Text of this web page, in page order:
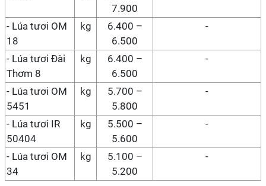
7.900
- Lúa tươi OM
18
kg
6.400 –
6.500
-
- Lúa tươi Đài
Thơm 8
kg
6.400 –
6.500
-
- Lúa tươi OM
5451
kg
5.700 –
5.800
-
- Lúa tươi IR
50404
kg
5.500 –
5.600
-
- Lúa tươi OM
34
kg
5.100 –
5.200
-